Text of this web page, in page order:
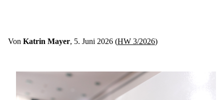
Von Katrin Mayer, 5. Juni 2026 (HW 3/2026)